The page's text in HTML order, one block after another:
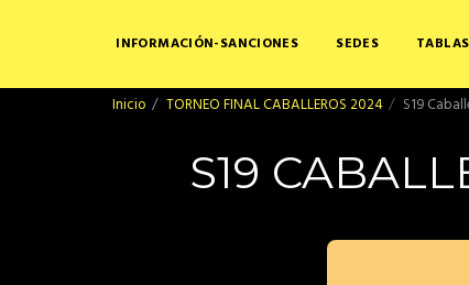
INFORMACIÓN-SANCIONES SEDES
Inicio TORNEO FINAL CABALLEROS 2024 S19
S19